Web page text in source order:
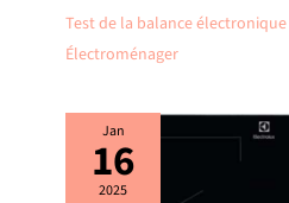
Test de la balance
Électroménager
Jan
16
2025